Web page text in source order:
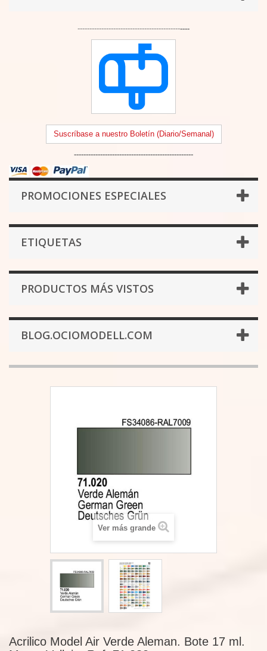
-----------------------------------------------
Suscríbase a nuestro Boletín (Diario/Semanal)
--------------------------------------------------
PROMOCIONES ESPECIALES
ETIQUETAS
PRODUCTOS MÁS VISTOS
BLOG.OCIOMODELL.COM
Ver más grande
Acrilico Model Air Verde Aleman. Bote 17 ml.